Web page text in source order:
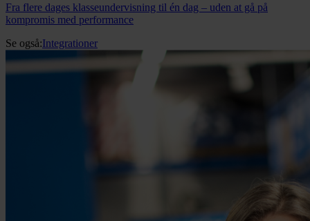
Fra flere dages klasseundervisning til én dag – uden at gå på
kompromis med performance
Se også:Integrationer